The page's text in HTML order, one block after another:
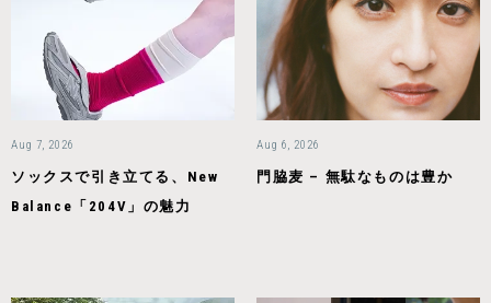
Aug 7, 2026
ソックスで引き立てる、New
Balance「204V」の魅力
Aug 6, 2026
門脇麦 – 無駄なものは豊か